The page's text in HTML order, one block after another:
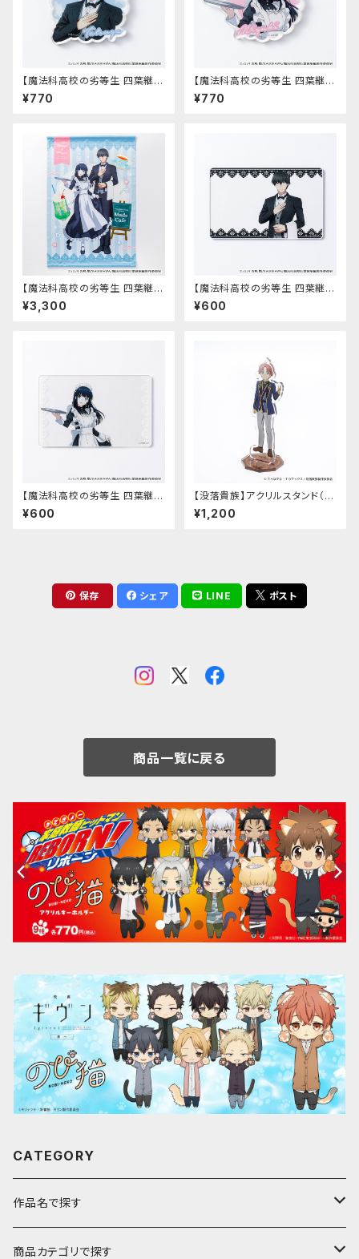
【魔法科高校の劣等生 四葉継承
編】アクリルキーホルダー（司波
達也）
¥770
【魔法科高校の劣等生 四葉継承
編】アクリルキーホルダー（司波
深雪）
¥770
【魔法科高校の劣等生 四葉継承
編】B2タペストリー
¥3,300
【魔法科高校の劣等生 四葉継承
編】アクリルカード（司波 達也）
¥600
【魔法科高校の劣等生 四葉継承
編】アクリルカード（司波 深雪）
¥600
【没落貴族】アクリルスタンド（リ
アム）
¥1,200
保存 シェア LINE ポスト
商品一覧に戻る
CATEGORY
作品名で探す
ア行
商品カテゴリで探す